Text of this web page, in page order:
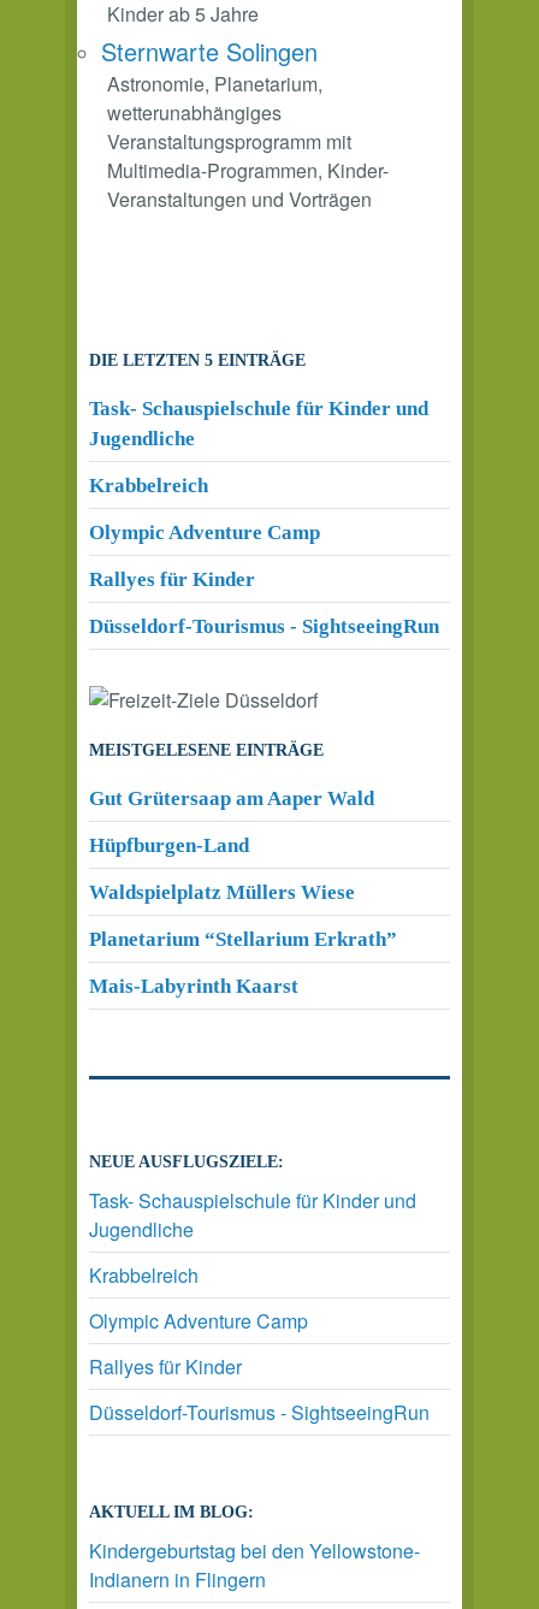
Kinder ab 5 Jahre
Sternwarte Solingen
Astronomie, Planetarium,
wetterunabhängiges
Veranstaltungsprogramm mit
Multimedia-Programmen, Kinder-
Veranstaltungen und Vorträgen
DIE LETZTEN 5 EINTRÄGE
Task- Schauspielschule für Kinder und
Jugendliche
Krabbelreich
Olympic Adventure Camp
Rallyes für Kinder
Düsseldorf-Tourismus - SightseeingRun
MEISTGELESENE EINTRÄGE
Gut Grütersaap am Aaper Wald
Hüpfburgen-Land
Waldspielplatz Müllers Wiese
Planetarium “Stellarium Erkrath”
Mais-Labyrinth Kaarst
NEUE AUSFLUGSZIELE:
Task- Schauspielschule für Kinder und
Jugendliche
Krabbelreich
Olympic Adventure Camp
Rallyes für Kinder
Düsseldorf-Tourismus - SightseeingRun
AKTUELL IM BLOG:
Kindergeburtstag bei den Yellowstone-
Indianern in Flingern